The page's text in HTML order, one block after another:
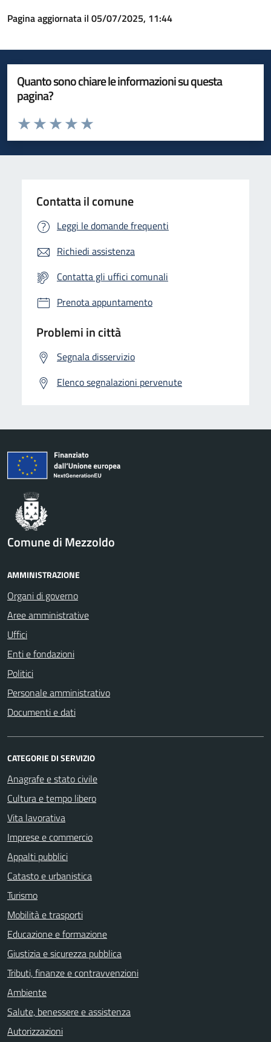
Pagina aggiornata il 05/07/2025, 11:44
Quanto sono chiare le informazioni su questa
pagina?
Valuta da 1 a 5 stelle la pagina
Valuta 5 stelle su 5
Valuta 4 stelle su 5
Valuta 3 stelle su 5
Valuta 2 stelle su 5
Valuta 1 stelle su 5
Contatta il comune
Leggi le domande frequenti
Richiedi assistenza
Contatta gli uffici comunali
Prenota appuntamento
Problemi in città
Segnala disservizio
Elenco segnalazioni pervenute
Comune di Mezzoldo
AMMINISTRAZIONE
Organi di governo
Aree amministrative
Uffici
Enti e fondazioni
Politici
Personale amministrativo
Documenti e dati
CATEGORIE DI SERVIZIO
Anagrafe e stato civile
Cultura e tempo libero
Vita lavorativa
Imprese e commercio
Appalti pubblici
Catasto e urbanistica
Turismo
Mobilità e trasporti
Educazione e formazione
Giustizia e sicurezza pubblica
Tributi, finanze e contravvenzioni
Ambiente
Salute, benessere e assistenza
Autorizzazioni